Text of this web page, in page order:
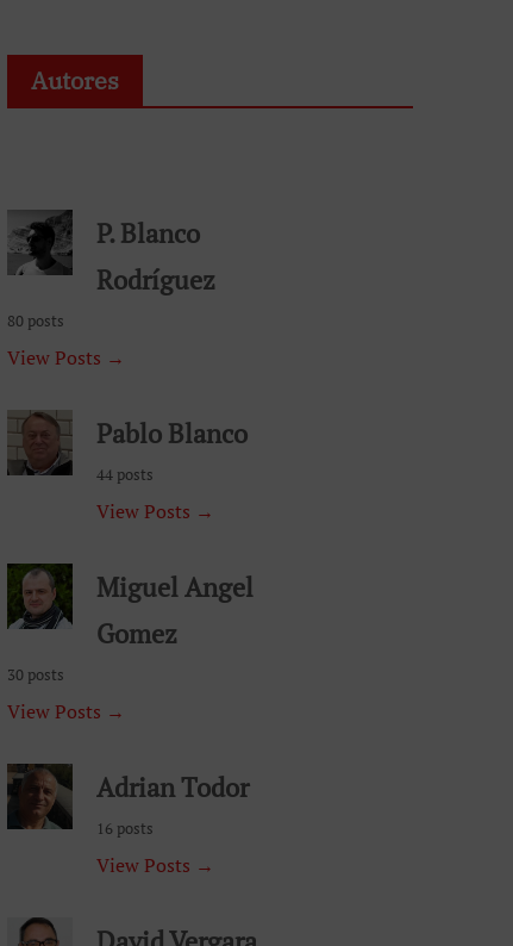
Autores
P. Blanco
Rodríguez
80 posts
View Posts →
Pablo Blanco
44 posts
View Posts →
Miguel Angel
Gomez
30 posts
View Posts →
Adrian Todor
16 posts
View Posts →